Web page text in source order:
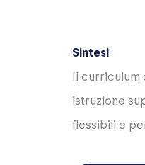
Sintesi
Il
istruzione
flessibili e